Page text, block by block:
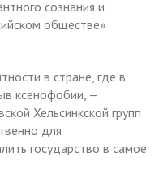
сознания и
обществе»
в стране, где в
ксенофобии, —
Хельсинкской групп
для
государство в самое